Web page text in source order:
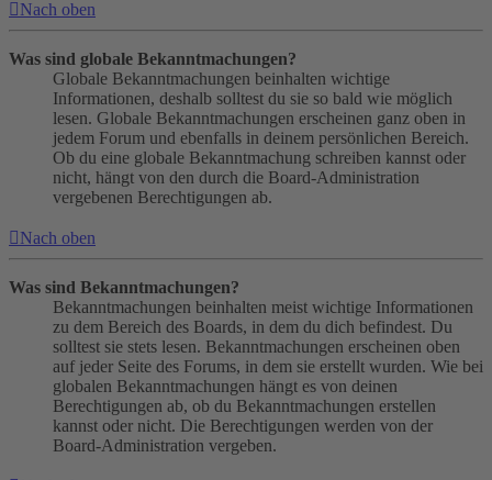
Nach oben
Was sind globale Bekanntmachungen?
Globale Bekanntmachungen beinhalten wichtige
Informationen, deshalb solltest du sie so bald wie möglich
lesen. Globale Bekanntmachungen erscheinen ganz oben in
jedem Forum und ebenfalls in deinem persönlichen Bereich.
Ob du eine globale Bekanntmachung schreiben kannst oder
nicht, hängt von den durch die Board-Administration
vergebenen Berechtigungen ab.
Nach oben
Was sind Bekanntmachungen?
Bekanntmachungen beinhalten meist wichtige Informationen
zu dem Bereich des Boards, in dem du dich befindest. Du
solltest sie stets lesen. Bekanntmachungen erscheinen oben
auf jeder Seite des Forums, in dem sie erstellt wurden. Wie bei
globalen Bekanntmachungen hängt es von deinen
Berechtigungen ab, ob du Bekanntmachungen erstellen
kannst oder nicht. Die Berechtigungen werden von der
Board-Administration vergeben.